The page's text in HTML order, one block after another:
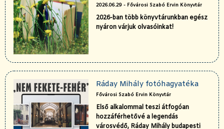
2026.06.29 - Fővárosi Szabó Ervin Könyvtár
2026-ban több könyvtárunkban egész
nyáron várjuk olvasóinkat!
Ráday Mihály fotóhagyatéka
Fővárosi Szabó Ervin Könyvtár
Első alkalommal teszi átfogóan
hozzáférhetővé a legendás
városvédő, Ráday Mihály budapesti